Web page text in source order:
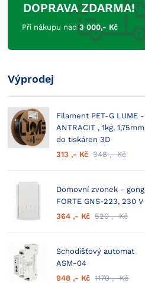
DOPRAVA ZDARMA!
Při nákupu nad3 000,- Kč
Výprodej
Filament PET-G LUME -
ANTRACIT , 1kg, 1,75mm
do tiskáren 3D
313 ,- Kč 348 ,- Kč
Domovní zvonek - gong
FORTE GNS-223, 230 V
364 ,- Kč 520 ,- Kč
Schodišťový automat
ASM-04
948 ,- Kč 1170 ,- Kč